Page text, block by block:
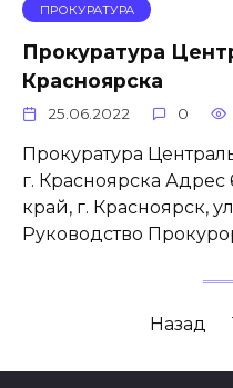
ПРОКУРАТУРА
Прокуратура
Красноярска
25.06.2022 0
Прокуратура
г. Красноярска Адрес
край, г. Красноярск,
Руководство
Назад